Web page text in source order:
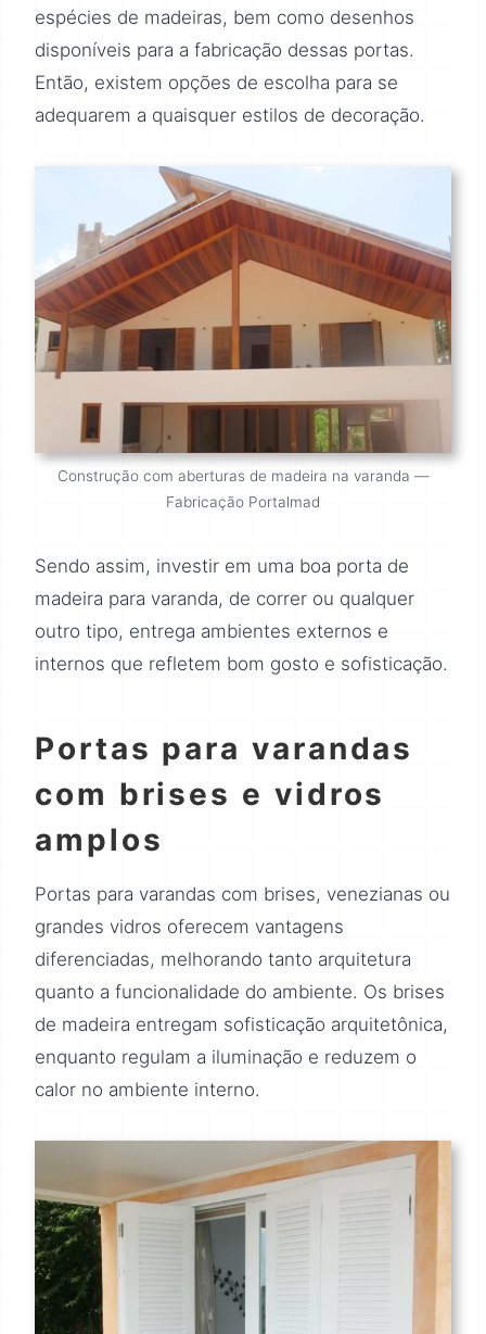
espécies de madeiras, bem como desenhos
disponíveis para a fabricação dessas portas.
Então, existem opções de escolha para se
adequarem a quaisquer estilos de decoração.
Construção com aberturas de madeira na varanda —
Fabricação Portalmad
Sendo assim, investir em uma boa porta de
madeira para varanda, de correr ou qualquer
outro tipo, entrega ambientes externos e
internos que refletem bom gosto e sofisticação.
Portas para varandas
com brises e vidros
amplos
Portas para varandas com brises, venezianas ou
grandes vidros oferecem vantagens
diferenciadas, melhorando tanto arquitetura
quanto a funcionalidade do ambiente. Os brises
de madeira entregam sofisticação arquitetônica,
enquanto regulam a iluminação e reduzem o
calor no ambiente interno.